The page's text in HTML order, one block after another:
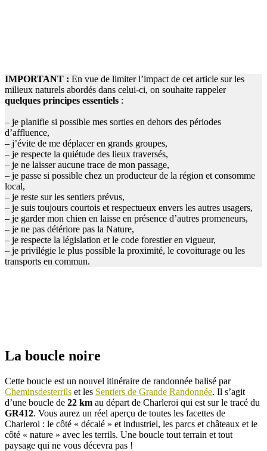
IMPORTANT : En vue de limiter l’impact de cet article sur les
milieux naturels abordés dans celui-ci, on souhaite rappeler
quelques principes essentiels :
– je planifie si possible mes sorties en dehors des périodes
d’affluence,
– j’évite de me déplacer en grands groupes,
– je respecte la quiétude des lieux traversés,
– je ne laisser aucune trace de mon passage,
– je passe si possible chez un producteur de la région et consomme
local,
– je reste sur les sentiers prévus,
– je suis toujours courtois et respectueux envers les autres usagers,
– je garder mon chien en laisse en présence d’autres promeneurs,
– je ne pas détériore pas la Nature,
– je respecte la législation et le code forestier en vigueur,
– je privilégie le plus possible la proximité, le covoiturage ou les
transports en commun.
La boucle noire
Cette boucle est un nouvel itinéraire de randonnée balisé par
Cheminsdesterrils et les Sentiers de Grande Randonnée. Il s’agit
d’une boucle de 22 km au départ de Charleroi qui est sur le tracé du
GR412. Vous aurez un réel aperçu de toutes les facettes de
Charleroi : le côté « décalé » et industriel, les parcs et châteaux et le
côté « nature » avec les terrils. Une boucle tout terrain et tout
paysage qui ne vous décevra pas !